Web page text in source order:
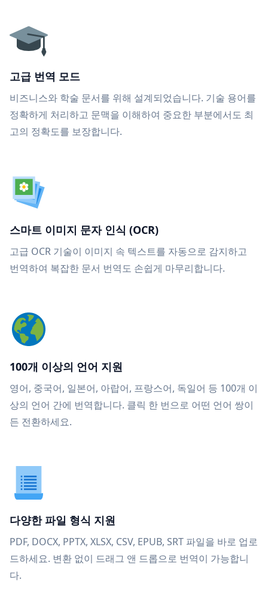
고급 번역 모드
비즈니스와 학술 문서를 위해 설계되었습니다. 기술 용어를
정확하게 처리하고 문맥을 이해하여 중요한 부분에서도 최
고의 정확도를 보장합니다.
스마트 이미지 문자 인식 (OCR)
고급 OCR 기술이 이미지 속 텍스트를 자동으로 감지하고
번역하여 복잡한 문서 번역도 손쉽게 마무리합니다.
100개 이상의 언어 지원
영어, 중국어, 일본어, 아랍어, 프랑스어, 독일어 등 100개 이
상의 언어 간에 번역합니다. 클릭 한 번으로 어떤 언어 쌍이
든 전환하세요.
다양한 파일 형식 지원
PDF, DOCX, PPTX, XLSX, CSV, EPUB, SRT 파일을 바로 업로
드하세요. 변환 없이 드래그 앤 드롭으로 번역이 가능합니
다.